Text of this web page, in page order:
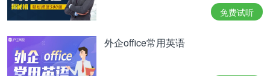
免费试听
外企office常用英语